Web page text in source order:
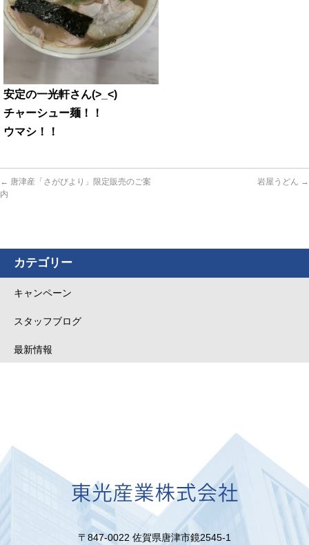
安定の一光軒さん(>_<)
チャーシュー麺！！
ウマシ！！
← 唐津産「さがびより」限定販売のご案
内
岩屋うどん →
カテゴリー
キャンペーン
スタッフブログ
最新情報
〒847-0022 佐賀県唐津市鏡2545-1